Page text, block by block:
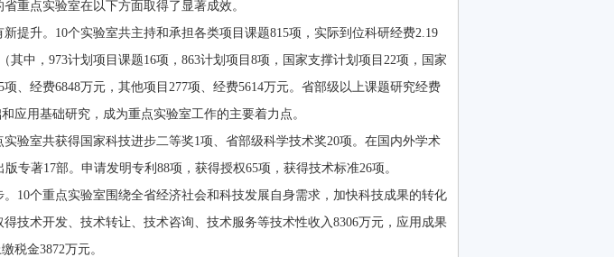
重点实验室在以下方面取得了显著成效。
提升。10个实验室共主持和承担各类项目课题815项，实际到位科研经费2.19
其中，973计划项目课题16项，863计划项目8项，国家支撑计划项目22项，国家
、经费6848万元，其他项目277项、经费5614万元。省部级以上课题研究经费
应用基础研究，成为重点实验室工作的主要着力点。
验室共获得国家科技进步二等奖1项、省部级科学技术奖20项。在国内外学术
专著17部。申请发明专利88项，获得授权65项，获得技术标准26项。
10个重点实验室围绕全省经济社会和科技发展自身需求，加快科技成果的转化
技术开发、技术转让、技术咨询、技术服务等技术性收入8306万元，应用成果
税金3872万元。